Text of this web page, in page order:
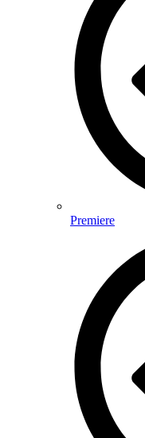
Premiere